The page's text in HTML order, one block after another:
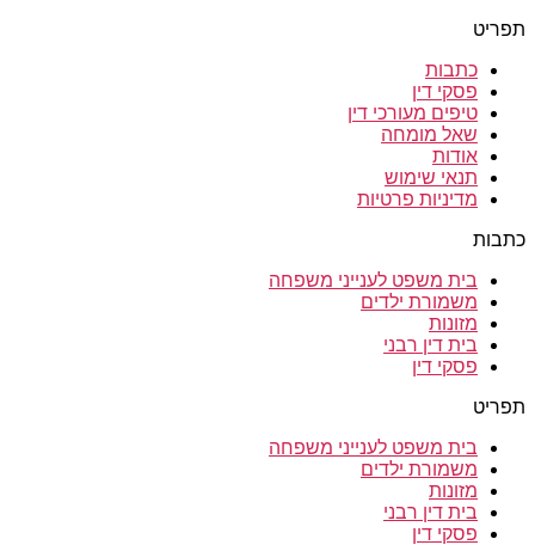
תפריט
כתבות
פסקי דין
טיפים מעורכי דין
שאל מומחה
אודות
תנאי שימוש
מדיניות פרטיות
כתבות
בית משפט לענייני משפחה
משמורת ילדים
מזונות
בית דין רבני
פסקי דין
תפריט
בית משפט לענייני משפחה
משמורת ילדים
מזונות
בית דין רבני
פסקי דין